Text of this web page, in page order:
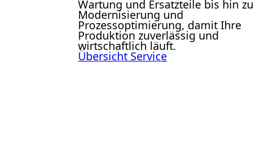
Wartung und Ersatzteile bis hin zu
Modernisierung und
Prozessoptimierung, damit Ihre
Produktion zuverlässig und
wirtschaftlich läuft.
Übersicht Service